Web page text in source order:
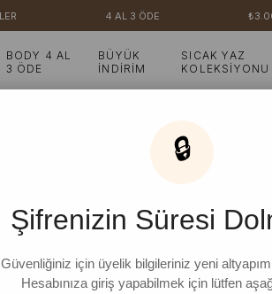
4 AL 3 ÖDE ₺3.000
BODY 4 AL
3 ÖDE
BÜYÜK
İNDİRİM
SICAK YAZ
KOLEKSİYONU
İNDIRIM
🔒
Şifrenizin Süresi
Güvenliğiniz için üyelik bilgileriniz yeni
Hesabınıza giriş yapabilmek için lütfen